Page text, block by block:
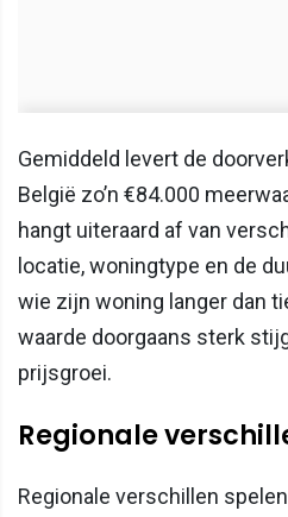
Gemiddeld levert de
België zo’n €84.000
hangt uiteraard af van
locatie, woningtype en de
wie zijn woning langer dan
waarde doorgaans sterk
prijsgroei.
Regionale
Regionale verschillen